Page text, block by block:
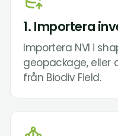
1. Importera
Importera NVI i
geopackage,
från Biodiv Field.